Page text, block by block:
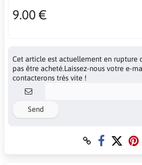
9.00 €
Cet article est actuellement en rupture
pas être acheté.Laissez-nous votre e-
contacterons très vite !
Send